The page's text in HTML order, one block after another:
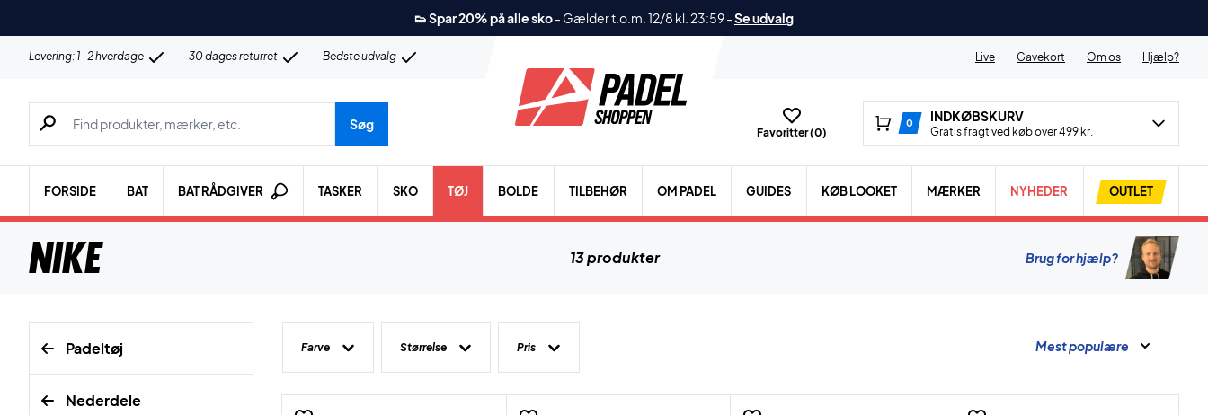
👟 Spar 20% på alle sko- Gælder t.o.m. 12/8 kl. 23:59-Se udvalg
Levering: 1-2 hverdage 30 dages returret Bedste udvalg Live Gavekort Om os Hjælp?
Søg efter produkter, mærker etc.
Søg
Favoritter (0)
0 INDKØBSKURV
Gratis fragt ved køb over 499 kr.
FORSIDE BAT BAT RÅDGIVER TASKER SKO TØJ BOLDE TILBEHØR OM PADEL GUIDES KØB LOOKET MÆRKER NYHEDER OUTLET
Nike 13 produkter Brug for hjælp?
Padeltøj
Nederdele
Farve Størrelse Pris Mest populære